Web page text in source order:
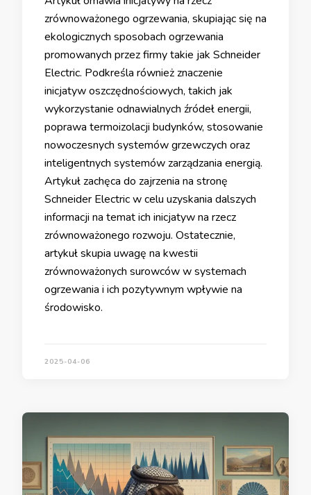
zrównoważonego ogrzewania, skupiając się na
ekologicznych sposobach ogrzewania
promowanych przez firmy takie jak Schneider
Electric. Podkreśla również znaczenie
inicjatyw oszczędnościowych, takich jak
wykorzystanie odnawialnych źródeł energii,
poprawa termoizolacji budynków, stosowanie
nowoczesnych systemów grzewczych oraz
inteligentnych systemów zarządzania energią.
Artykuł zachęca do zajrzenia na stronę
Schneider Electric w celu uzyskania dalszych
informacji na temat ich inicjatyw na rzecz
zrównoważonego rozwoju. Ostatecznie,
artykuł skupia uwagę na kwestii
zrównoważonych surowców w systemach
ogrzewania i ich pozytywnym wpływie na
środowisko.
2025-04-06